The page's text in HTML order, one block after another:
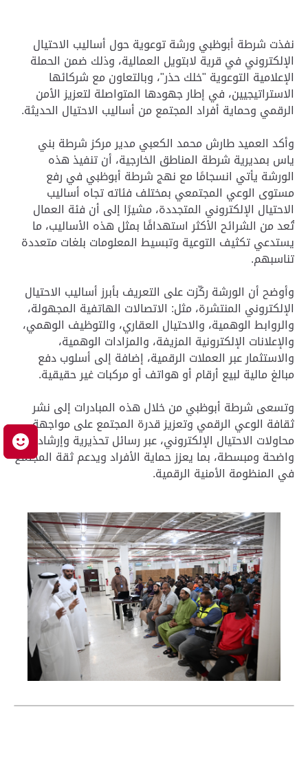
نفذت شرطة أبوظبي ورشة توعوية حول أساليب الاحتيال
الإلكتروني في قرية لابتويل العمالية، وذلك ضمن الحملة
الإعلامية التوعوية "خلك حذر"، وبالتعاون مع شركائها
الاستراتيجيين، في إطار جهودها المتواصلة لتعزيز الأمن
الرقمي وحماية أفراد المجتمع من أساليب الاحتيال الحديثة.
وأكد العميد طارش محمد الكعبي مدير مركز شرطة بني
ياس بمديرية شرطة المناطق الخارجية، أن تنفيذ هذه
الورشة يأتي انسجامًا مع نهج شرطة أبوظبي في رفع
مستوى الوعي المجتمعي بمختلف فئاته تجاه أساليب
الاحتيال الإلكتروني المتجددة، مشيرًا إلى أن فئة العمال
تُعد من الشرائح الأكثر استهدافًا بمثل هذه الأساليب، ما
يستدعي تكثيف التوعية وتبسيط المعلومات بلغات متعددة
تناسبهم.
وأوضح أن الورشة ركّزت على التعريف بأبرز أساليب الاحتيال
الإلكتروني المنتشرة، مثل: الاتصالات الهاتفية المجهولة،
والروابط الوهمية، والاحتيال العقاري، والتوظيف الوهمي،
والإعلانات الإلكترونية المزيفة، والمزادات الوهمية،
والاستثمار عبر العملات الرقمية، إضافة إلى أسلوب دفع
مبالغ مالية لبيع أرقام أو هواتف أو مركبات غير حقيقية.
وتسعى شرطة أبوظبي من خلال هذه المبادرات إلى نشر
ثقافة الوعي الرقمي وتعزيز قدرة المجتمع على مواجهة
محاولات الاحتيال الإلكتروني، عبر رسائل تحذيرية وإرشادات
واضحة ومبسطة، بما يعزز حماية الأفراد ويدعم ثقة المجتمع
في المنظومة الأمنية الرقمية.